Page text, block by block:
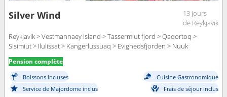
Silver Wind
13 jours
de Reykjavik
Reykjavik > Vestmannaey Island > Tassermiut fjord > Qaqortoq >
Sisimiut > Ilulissat > Kangerlussuaq > Evighedsfjorden > Nuuk
Pension complète
Boissons incluses
Cuisine Gastronomique
Service de Majordome inclus
Frais de séjour inclus